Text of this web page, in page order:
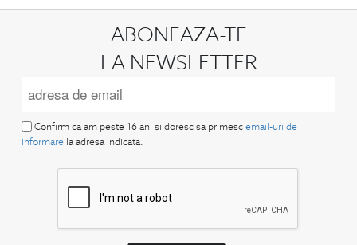
ABONEAZA-TE
LA NEWSLETTER
Confirm ca am peste 16 ani si doresc sa primesc email-uri de
informare la adresa indicata.